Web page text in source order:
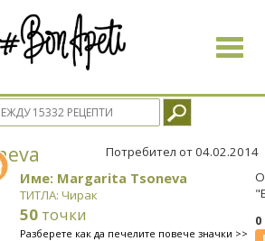
Toggle
Потребител от 04.02.2014
Име: Margarita Tsoneva
ТИТЛА: Чирак
50 точки
Разберете как да печелите повече значки >>